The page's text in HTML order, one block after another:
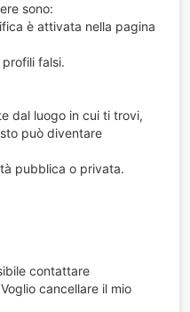
sono:
è attivata nella pagina
falsi.
dal luogo in cui ti trovi,
può diventare
pubblica o privata.
contattare
cancellare il mio